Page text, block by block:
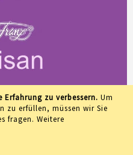
zu verbessern. Um
zu erfüllen, müssen wir Sie
fragen. Weitere